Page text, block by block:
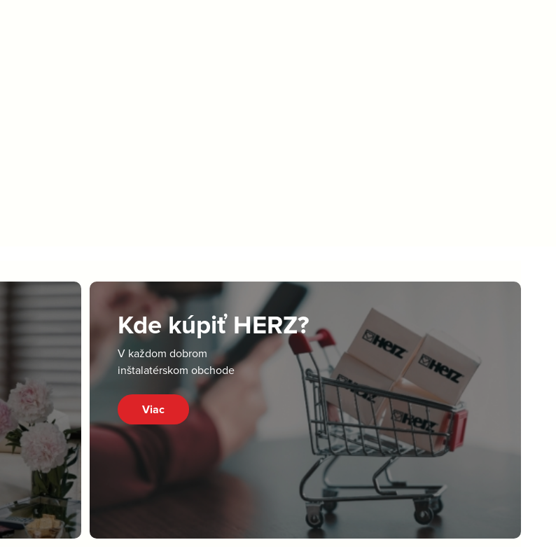
Kde kúpiť HERZ?
V každom dobrom
inštalatérskom obchode
Viac